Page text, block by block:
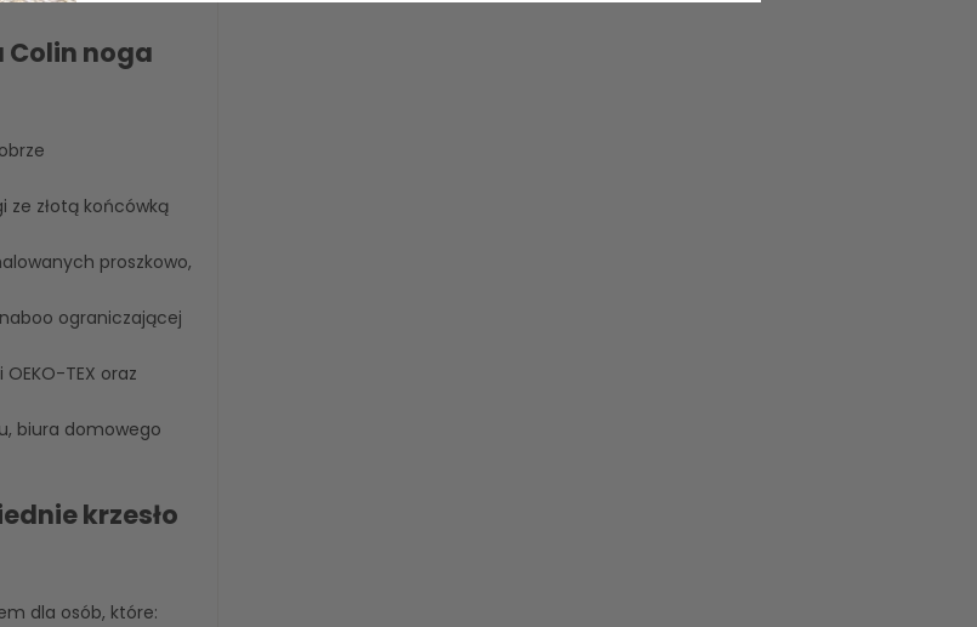
Colin noga
ze złotą końcówką
proszkowo,
ograniczającej
TEX oraz
biura domowego
krzesło
dla osób, które: